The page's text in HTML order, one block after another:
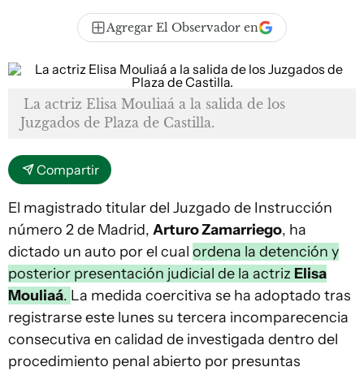
Agregar El Observador en
La actriz Elisa Mouliaá a la salida de los
Juzgados de Plaza de Castilla.
Compartir
El magistrado titular del Juzgado de Instrucción
número 2 de Madrid, Arturo Zamarriego, ha
dictado un auto por el cual ordena la detención y
posterior presentación judicial de la actriz Elisa
Mouliaá. La medida coercitiva se ha adoptado tras
registrarse este lunes su tercera incomparecencia
consecutiva en calidad de investigada dentro del
procedimiento penal abierto por presuntas